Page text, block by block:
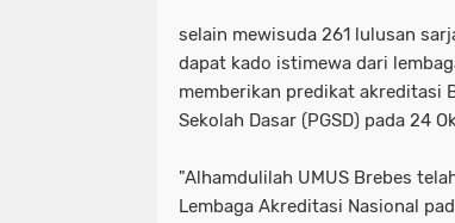
selain mewisuda 261 lulusan
dapat kado istimewa dari
memberikan predikat akreditasi
Sekolah Dasar (PGSD) pada 24
"Alhamdulilah UMUS Brebes
Lembaga Akreditasi Nasional